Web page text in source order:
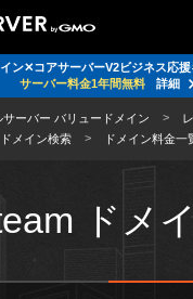
ン✕コアサーバーV2ビジネス応援
サーバー料金1年間無料
詳細
サーバー バリュードメイン
ドメイン検索 ドメイン料金一
ドメ